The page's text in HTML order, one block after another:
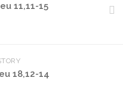
11,11-15
18,12-14